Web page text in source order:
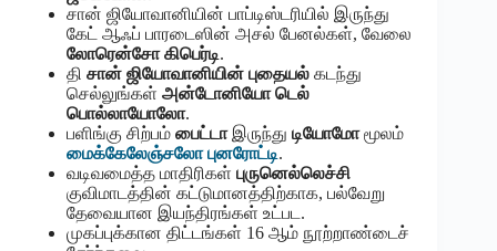
சான் ஜியோவானியின் பாப்டிஸ்டரியில் இருந்து
கேட் ஆஃப் பாரடைஸின் அசல் பேனல்கள், வேலை
லோரென்சோ கிபெர்டி.
தி சான் ஜியோவானியின் புதையல் கடந்து
செல்லுங்கள் அன்டோனியோ டெல்
பொல்லாயோலோ.
பளிங்கு சிற்பம் பைட்டாஇருந்து டியோமோமூலம்
மைக்கேலேஞ்சலோ புனரோட்டி.
வடிவமைத்த மாதிரிகள் புருனெல்லெச்சி
குவிமாடத்தின் கட்டுமானத்திற்காக, பல்வேறு
தேவையான இயந்திரங்கள் உட்பட.
முகப்புக்கான திட்டங்கள் 16 ஆம் நூற்றாண்டைச்